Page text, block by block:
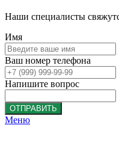
Наши специалисты
Имя
Ваш номер телефона
Напишите вопрос
ОТПРАВИТЬ
Меню